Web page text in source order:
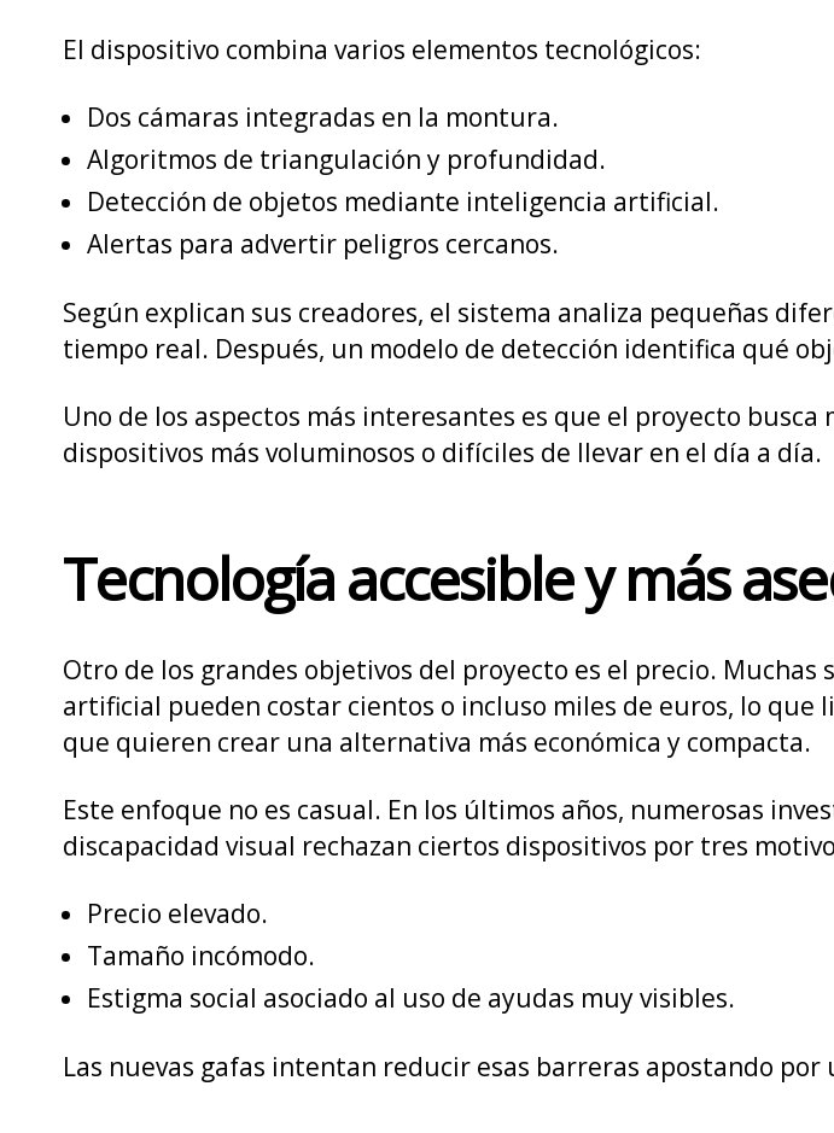
El dispositivo combina varios elementos tecnológicos:
Dos cámaras integradas en la montura.
Algoritmos de triangulación y profundidad.
Detección de objetos mediante inteligencia artificial.
Alertas para advertir peligros cercanos.
Según explican sus creadores, el sistema analiza pequeñas
tiempo real. Después, un modelo de detección identifica qué
Uno de los aspectos más interesantes es que el proyecto
dispositivos más voluminosos o difíciles de llevar en el día a día.
Tecnología accesible y más
Otro de los grandes objetivos del proyecto es el precio.
artificial pueden costar cientos o incluso miles de euros, lo
que quieren crear una alternativa más económica y compacta.
Este enfoque no es casual. En los últimos años, numerosas
discapacidad visual rechazan ciertos dispositivos por tres
Precio elevado.
Tamaño incómodo.
Estigma social asociado al uso de ayudas muy visibles.
Las nuevas gafas intentan reducir esas barreras apostando